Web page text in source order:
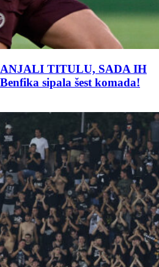
TITULU, SADA IH
sipala šest komada!